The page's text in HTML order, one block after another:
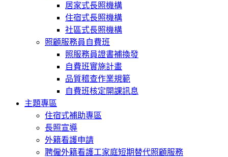
居家式長照機構
住宿式長照機構
社區式長照機構
照顧服務員自費班
照服務員證書補換發
自費班實施計畫
品質稽查作業規範
自費班核定開課訊息
主題專區
住宿式補助專區
長照宣導
外籍看護申請
聘僱外籍看護工家庭短期替代照顧服務